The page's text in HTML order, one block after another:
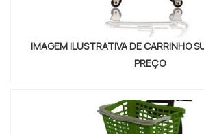
IMAGEM ILUSTRATIVA DE CARRINHO
PREÇO